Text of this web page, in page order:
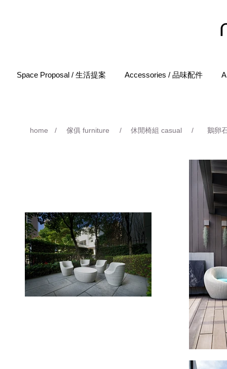
Space Proposal / 生活提案 Accessories / 品味配件
home / 傢俱 furniture / 休閒椅組 casual 鵝卵
/